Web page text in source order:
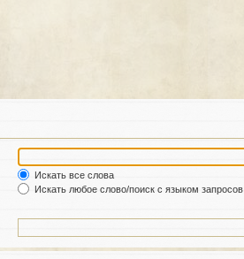
Искать все слова
Искать любое слово/поиск с языком запросов